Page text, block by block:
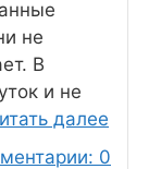
не
В
и не
далее
0